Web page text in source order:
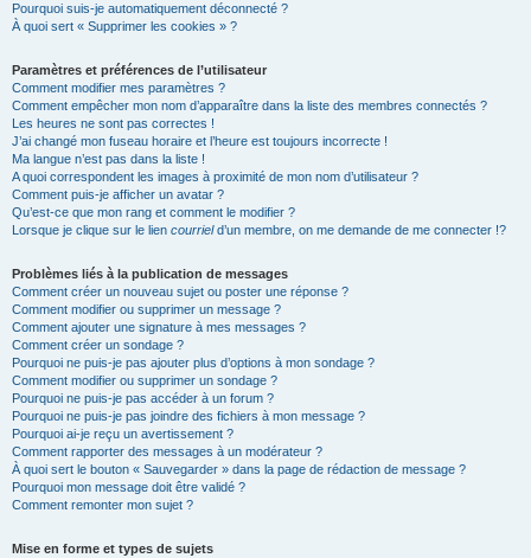
Pourquoi suis-je automatiquement déconnecté ?
À quoi sert « Supprimer les cookies » ?
Paramètres et préférences de l’utilisateur
Comment modifier mes paramètres ?
Comment empêcher mon nom d’apparaître dans la liste des membres connectés ?
Les heures ne sont pas correctes !
J’ai changé mon fuseau horaire et l’heure est toujours incorrecte !
Ma langue n’est pas dans la liste !
A quoi correspondent les images à proximité de mon nom d’utilisateur ?
Comment puis-je afficher un avatar ?
Qu’est-ce que mon rang et comment le modifier ?
Lorsque je clique sur le lien courrield’un membre, on me demande de me connecter !?
Problèmes liés à la publication de messages
Comment créer un nouveau sujet ou poster une réponse ?
Comment modifier ou supprimer un message ?
Comment ajouter une signature à mes messages ?
Comment créer un sondage ?
Pourquoi ne puis-je pas ajouter plus d’options à mon sondage ?
Comment modifier ou supprimer un sondage ?
Pourquoi ne puis-je pas accéder à un forum ?
Pourquoi ne puis-je pas joindre des fichiers à mon message ?
Pourquoi ai-je reçu un avertissement ?
Comment rapporter des messages à un modérateur ?
À quoi sert le bouton « Sauvegarder » dans la page de rédaction de message ?
Pourquoi mon message doit être validé ?
Comment remonter mon sujet ?
Mise en forme et types de sujets